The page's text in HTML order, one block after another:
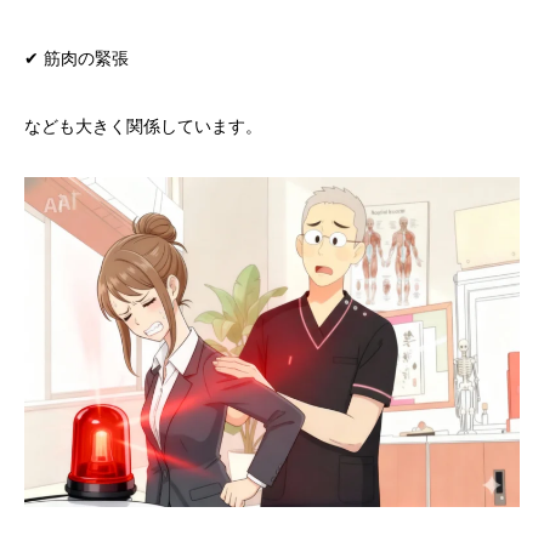
✔ 筋肉の緊張
なども大きく関係しています。